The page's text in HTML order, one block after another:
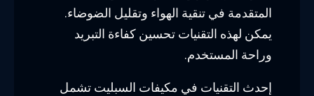
المتقدمة في تنقية الهواء وتقليل الضوضاء.
يمكن لهذه التقنيات تحسين كفاءة التبريد
وراحة المستخدم.
إحدث التقنيات في مكيفات السبليت تشمل